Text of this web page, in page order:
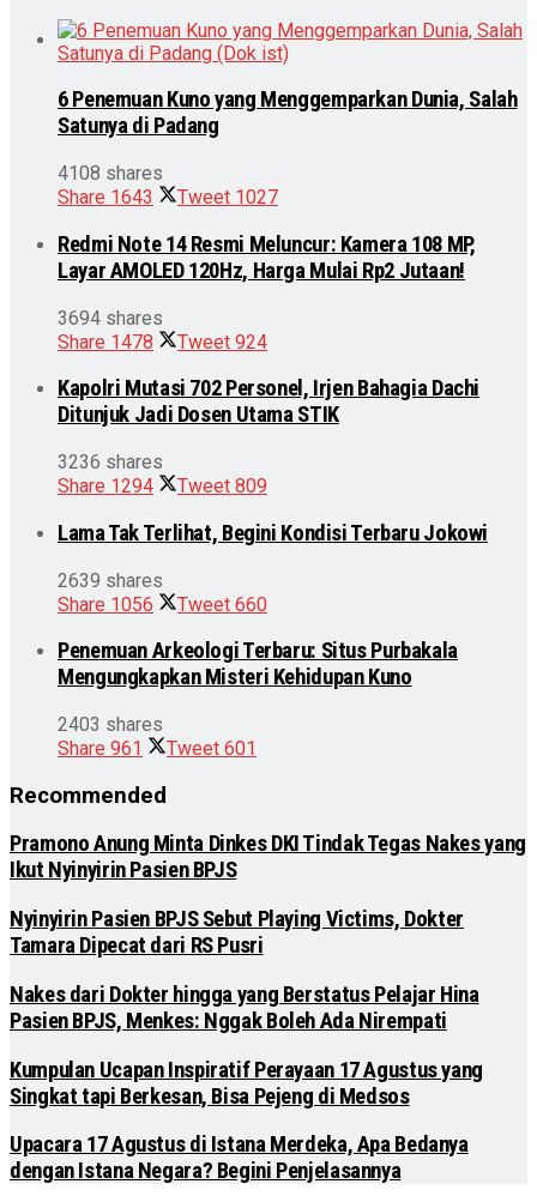
6 Penemuan Kuno yang Menggemparkan Dunia, Salah
Satunya di Padang
4108 shares
Share 1643 Tweet 1027
Redmi Note 14 Resmi Meluncur: Kamera 108 MP,
Layar AMOLED 120Hz, Harga Mulai Rp2 Jutaan!
3694 shares
Share 1478 Tweet 924
Kapolri Mutasi 702 Personel, Irjen Bahagia Dachi
Ditunjuk Jadi Dosen Utama STIK
3236 shares
Share 1294 Tweet 809
Lama Tak Terlihat, Begini Kondisi Terbaru Jokowi
2639 shares
Share 1056 Tweet 660
Penemuan Arkeologi Terbaru: Situs Purbakala
Mengungkapkan Misteri Kehidupan Kuno
2403 shares
Share 961 Tweet 601
Recommended
Pramono Anung Minta Dinkes DKI Tindak Tegas Nakes yang
Ikut Nyinyirin Pasien BPJS
Nyinyirin Pasien BPJS Sebut Playing Victims, Dokter
Tamara Dipecat dari RS Pusri
Nakes dari Dokter hingga yang Berstatus Pelajar Hina
Pasien BPJS, Menkes: Nggak Boleh Ada Nirempati
Kumpulan Ucapan Inspiratif Perayaan 17 Agustus yang
Singkat tapi Berkesan, Bisa Pejeng di Medsos
Upacara 17 Agustus di Istana Merdeka, Apa Bedanya
dengan Istana Negara? Begini Penjelasannya